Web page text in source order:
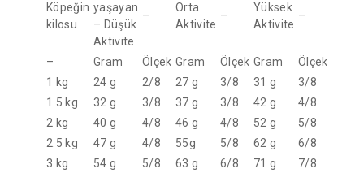
Köpeğin
kilosu
yaşayan
– Düşük
Aktivite
–
Orta
Aktivite
–
Yüksek
Aktivite
–
– Gram Ölçek Gram Ölçek Gram
Ölçek
1 kg
24 g 2/8 27 g 3/8 31 g
3/8
1.5 kg
32 g 3/8 37 g 3/8 42 g
4/8
2 kg
40 g 4/8 46 g 4/8 52 g
5/8
2.5 kg
47 g 4/8 55g 5/8 62 g
6/8
3 kg
54 g 5/8 63 g 6/8 71 g
7/8